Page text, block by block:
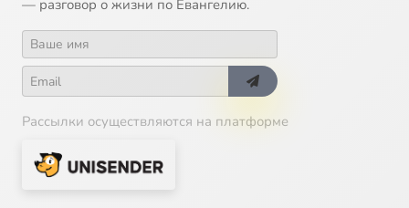
— разговор о жизни по Евангелию.
Рассылки осуществляются на платформе